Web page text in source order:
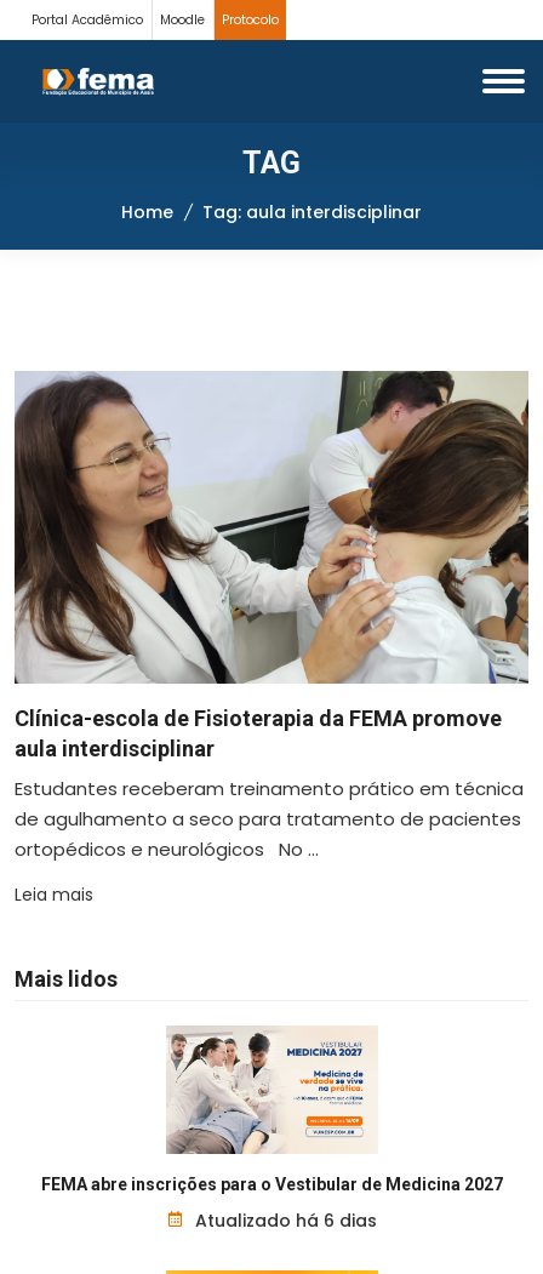
Portal Acadêmico Moodle Protocolo
TAG
Home Tag: aula interdisciplinar
Clínica-escola de Fisioterapia da FEMA promove
aula interdisciplinar
Estudantes receberam treinamento prático em técnica
de agulhamento a seco para tratamento de pacientes
ortopédicos e neurológicos No ...
Leia mais
Mais lidos
FEMA abre inscrições para o Vestibular de Medicina 2027
Atualizado há 6 dias